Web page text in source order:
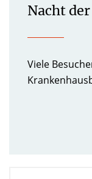
Nacht
Viele